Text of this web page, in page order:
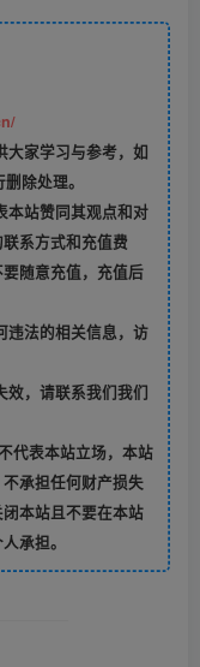
大家学习与参考，如
除处理。
本站赞同其观点和对
系方式和充值费
随意充值，充值后
违法的相关信息，访
效，请联系我们我们
代表本站立场，本站
承担任何财产损失
本站且不要在本站
承担。